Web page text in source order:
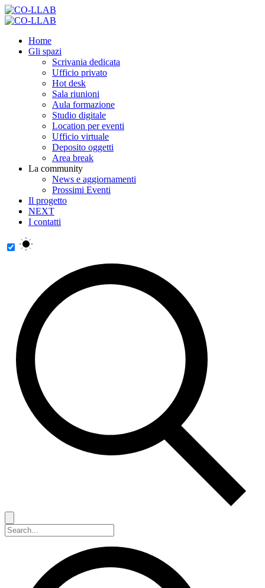
Home
Gli spazi
Scrivania dedicata
Ufficio privato
Hot desk
Sala riunioni
Aula formazione
Studio digitale
Location per eventi
Ufficio virtuale
Deposito oggetti
Area break
La community
News e aggiornamenti
Prossimi Eventi
Il progetto
NEXT
I contatti